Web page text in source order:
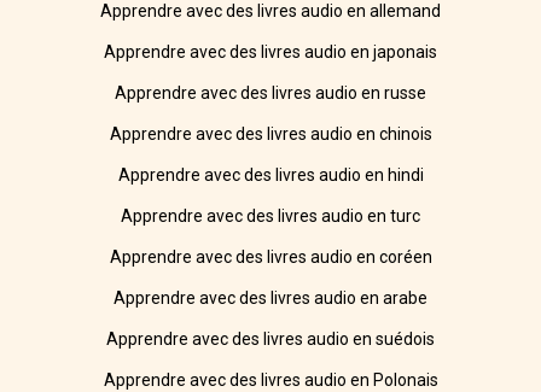
Apprendre avec des livres audio en allemand
Apprendre avec des livres audio en japonais
Apprendre avec des livres audio en russe
Apprendre avec des livres audio en chinois
Apprendre avec des livres audio en hindi
Apprendre avec des livres audio en turc
Apprendre avec des livres audio en coréen
Apprendre avec des livres audio en arabe
Apprendre avec des livres audio en suédois
Apprendre avec des livres audio en Polonais